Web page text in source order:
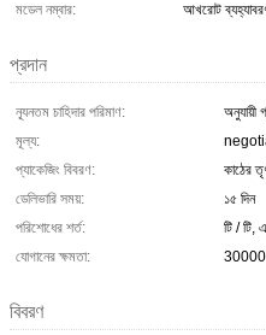
মডেল নম্বার:
আখরোট
প্রদান
ন্যূনতম চাহিদার পরিমাণ:
অনুযায়ী
মূল্য:
প্যাকেজিং বিবরণ:
কাঠের
ডেলিভারি সময়:
১৫ দিন
পরিশোধের শর্ত:
টি / টি,
যোগানের ক্ষমতা:
30000
বিবরণ